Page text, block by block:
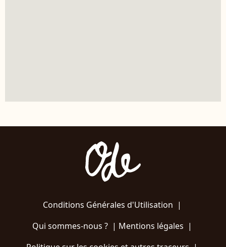
Conditions Générales d'Utilisation |
Qui sommes-nous ?| Mentions légales |